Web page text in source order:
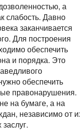
а
слабость. Давно
заканчивается
Для построения
обеспечить
и порядка. Это
обеспечить
правонарушения.
на бумаге, а на
независимо от их